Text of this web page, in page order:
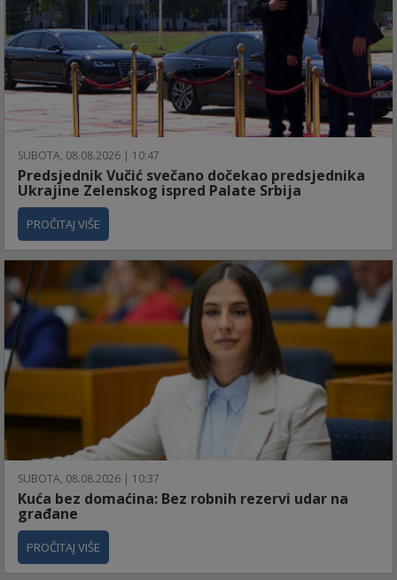
SUBOTA, 08.08.2026 | 10:47
Predsjednik Vučić svečano dočekao predsjednika
Ukrajine Zelenskog ispred Palate Srbija
PROČITAJ VIŠE
SUBOTA, 08.08.2026 | 10:37
Kuća bez domaćina: Bez robnih rezervi udar na
građane
PROČITAJ VIŠE